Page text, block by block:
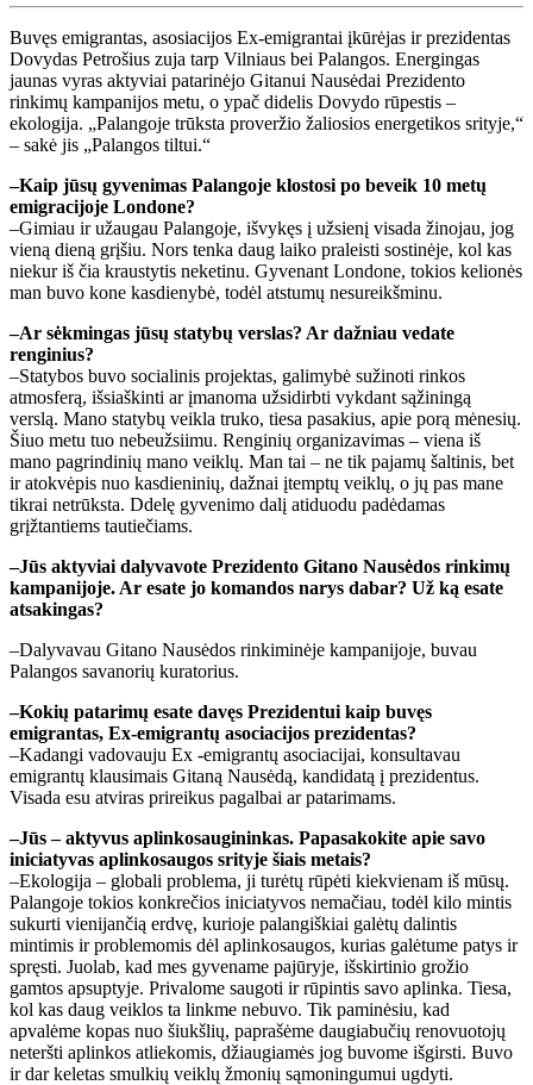
Buvęs emigrantas, asosiacijos Ex-emigrantai įkūrėjas ir prezidentas
Dovydas Petrošius zuja tarp Vilniaus bei Palangos. Energingas
jaunas vyras aktyviai patarinėjo Gitanui Nausėdai Prezidento
rinkimų kampanijos metu, o ypač didelis Dovydo rūpestis –
ekologija. „Palangoje trūksta proveržio žaliosios energetikos srityje,“
– sakė jis „Palangos tiltui.“
–Kaip jūsų gyvenimas Palangoje klostosi po beveik 10 metų
emigracijoje Londone?
–Gimiau ir užaugau Palangoje, išvykęs į užsienį visada žinojau, jog
vieną dieną grįšiu. Nors tenka daug laiko praleisti sostinėje, kol kas
niekur iš čia kraustytis neketinu. Gyvenant Londone, tokios kelionės
man buvo kone kasdienybė, todėl atstumų nesureikšminu.
–Ar sėkmingas jūsų statybų verslas? Ar dažniau vedate
renginius?
–Statybos buvo socialinis projektas, galimybė sužinoti rinkos
atmosferą, išsiaškinti ar įmanoma užsidirbti vykdant sąžiningą
verslą. Mano statybų veikla truko, tiesa pasakius, apie porą mėnesių.
Šiuo metu tuo nebeužsiimu. Renginių organizavimas – viena iš
mano pagrindinių mano veiklų. Man tai – ne tik pajamų šaltinis, bet
ir atokvėpis nuo kasdieninių, dažnai įtemptų veiklų, o jų pas mane
tikrai netrūksta. Ddelę gyvenimo dalį atiduodu padėdamas
grįžtantiems tautiečiams.
–Jūs aktyviai dalyvavote Prezidento Gitano Nausėdos rinkimų
kampanijoje. Ar esate jo komandos narys dabar? Už ką esate
atsakingas?
–Dalyvavau Gitano Nausėdos rinkiminėje kampanijoje, buvau
Palangos savanorių kuratorius.
–Kokių patarimų esate davęs Prezidentui kaip buvęs
emigrantas, Ex-emigrantų asociacijos prezidentas?
–Kadangi vadovauju Ex -emigrantų asociacijai, konsultavau
emigrantų klausimais Gitaną Nausėdą, kandidatą į prezidentus.
Visada esu atviras prireikus pagalbai ar patarimams.
–Jūs – aktyvus aplinkosaugininkas. Papasakokite apie savo
iniciatyvas aplinkosaugos srityje šiais metais?
–Ekologija – globali problema, ji turėtų rūpėti kiekvienam iš mūsų.
Palangoje tokios konkrečios iniciatyvos nemačiau, todėl kilo mintis
sukurti vienijančią erdvę, kurioje palangiškiai galėtų dalintis
mintimis ir problemomis dėl aplinkosaugos, kurias galėtume patys ir
spręsti. Juolab, kad mes gyvename pajūryje, išskirtinio grožio
gamtos apsuptyje. Privalome saugoti ir rūpintis savo aplinka. Tiesa,
kol kas daug veiklos ta linkme nebuvo. Tik paminėsiu, kad
apvalėme kopas nuo šiukšlių, paprašėme daugiabučių renovuotojų
neteršti aplinkos atliekomis, džiaugiamės jog buvome išgirsti. Buvo
ir dar keletas smulkių veiklų žmonių sąmoningumui ugdyti.